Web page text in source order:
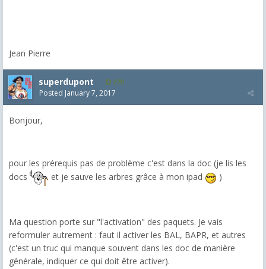
Jean Pierre
superdupont 270
Posted January 7, 2017
Bonjour,
pour les prérequis pas de problème c'est dans la doc (je lis les
docs
et je sauve les arbres grâce à mon ipad )
Ma question porte sur "l'activation" des paquets. Je vais
reformuler autrement : faut il activer les BAL, BAPR, et autres
(c'est un truc qui manque souvent dans les doc de manière
générale, indiquer ce qui doit être activer).